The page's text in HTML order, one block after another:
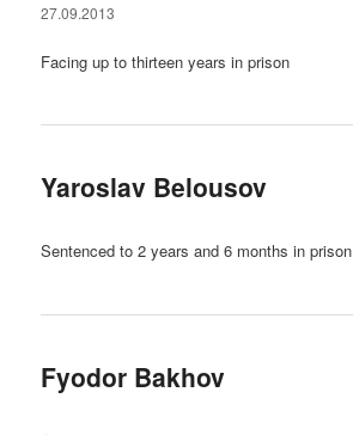
27.09.2013
Facing up to thirteen years in prison
Yaroslav Belousov
Sentenced to 2 years and 6 months in prison
Fyodor Bakhov